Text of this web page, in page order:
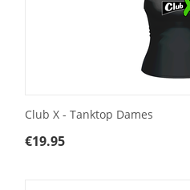
Club X - Tanktop Dames
€19.95